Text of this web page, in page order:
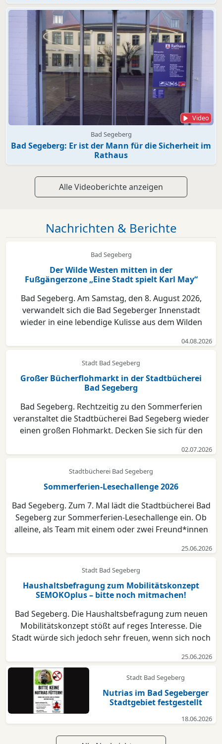
Video
Bad Segeberg
Bad Segeberg: Er ist der Mann für die Sicherheit im
Rathaus
Alle Videoberichte anzeigen
Nachrichten & Berichte
Bad Segeberg
Der Wilde Westen mitten in der
Fußgängerzone „Eine Stadt spielt Karl May“
Bad Segeberg. Am Samstag, den 8. August 2026,
verwandelt sich die Bad Segeberger Innenstadt
wieder in eine lebendige Kulisse aus dem Wilden
Karl May“ erwartet Einheimische sowie treue Karl-
May-Fans ab 10 Uhr Aktionen für die ganze Familie.
Organis...
04.08.2026
Stadt Bad Segeberg
Großer Bücherflohmarkt in der Stadtbücherei
Bad Segeberg
Bad Segeberg. Rechtzeitig zu den Sommerferien
veranstaltet die Stadtbücherei Bad Segeberg wieder
einen großen Flohmarkt. Decken Sie sich für den
Spielen oder Filmen ein. Vom 3. bis 10. Juli
2026 stehen im Gartenzimmer im WortOrt alle
ausgesonderten Med...
02.07.2026
Stadtbücherei Bad Segeberg
Sommerferien-Lesechallenge 2026
Bad Segeberg. Zum 7. Mal lädt die Stadtbücherei Bad
Segeberg zur Sommerferien-Lesechallenge ein. Ob
alleine, als Team mit einem oder zwei Freund*innen
lass dir vorlesen oder hör ein Hörbuch. Als
Herausforderung gibt die Stadtbücherei wieder 10
25.06.2026
Stadt Bad Segeberg
Haushaltsbefragung zum Mobilitätskonzept
SEMOKOplus – bitte noch mitmachen!
Bad Segeberg. Die Haushaltsbefragung zum neuen
Mobilitätskonzept stößt auf reges Interesse. Die
Stadt würde sich jedoch sehr freuen, wenn sich noch
Grund wurde die Befragung bis zum 15. Juli
verlängert. Zusätzlich wird der 30. Juni als weiterer
25.06.2026
Stadt Bad Segeberg
Nutrias im Bad Segeberger
Stadtgebiet festgestellt
18.06.2026